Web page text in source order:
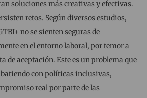
soluciones más creativas y efectivas.
retos. Según diversos estudios,
no se sienten seguras de
en el entorno laboral, por temor a
de aceptación. Este es un problema que
con políticas inclusivas,
real por parte de las